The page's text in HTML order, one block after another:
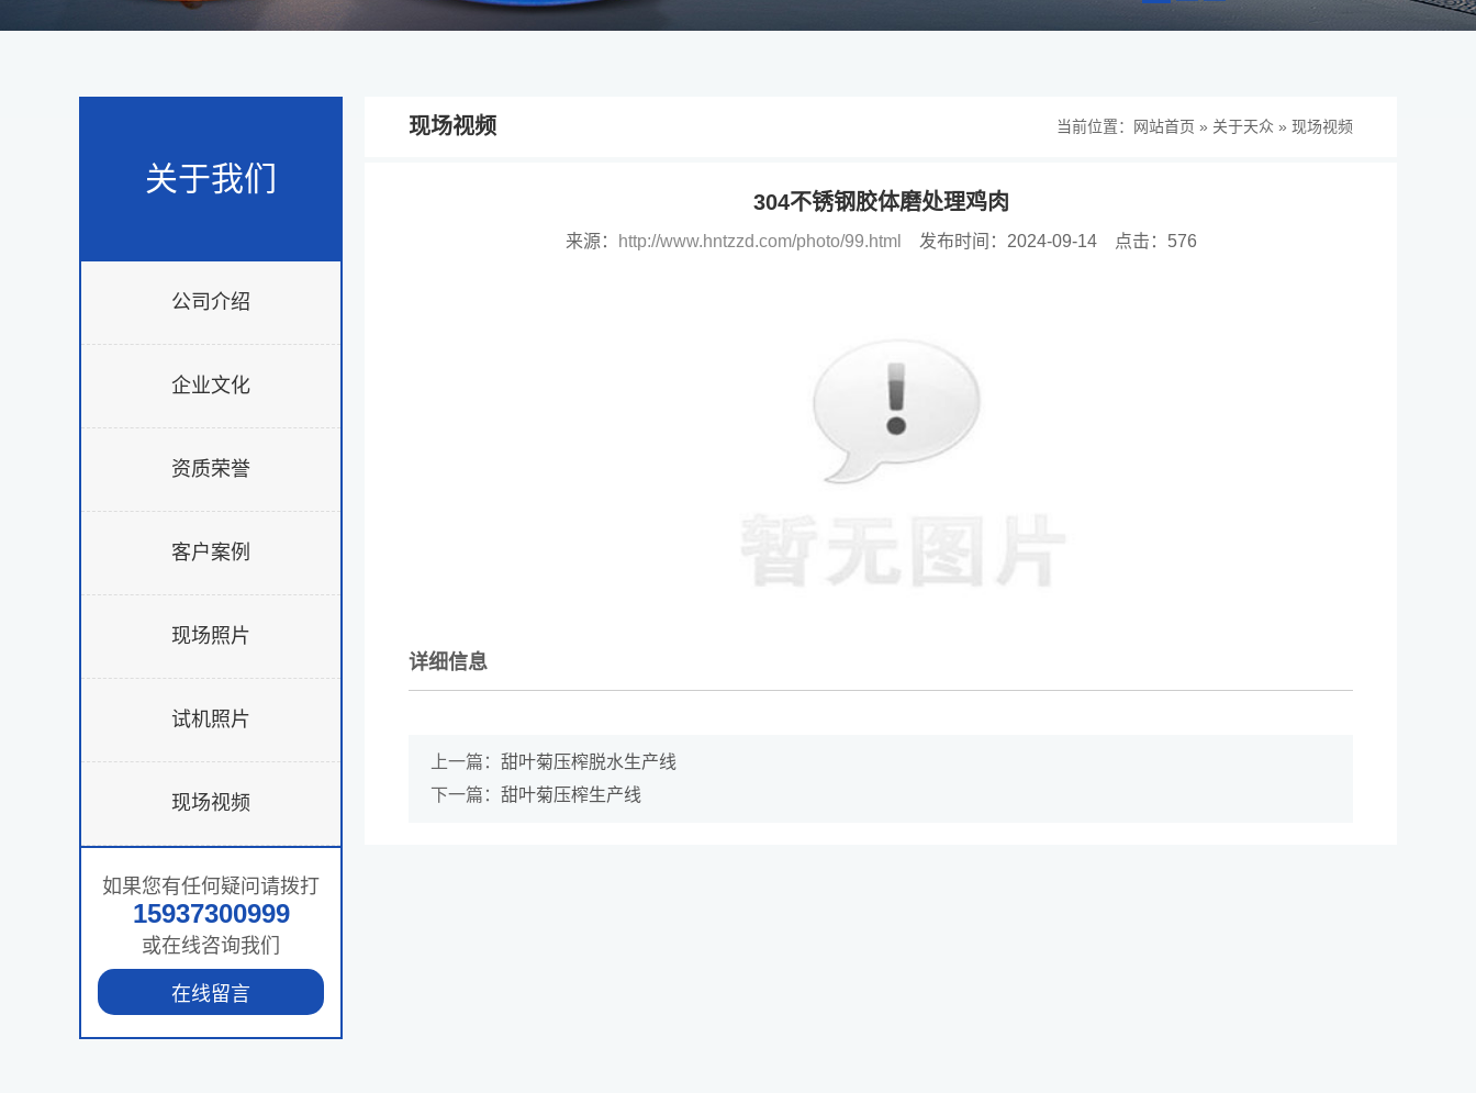
关于我们
公司介绍
企业文化
资质荣誉
客户案例
现场照片
试机照片
现场视频
如果您有任何疑问请拨打
15937300999
或在线咨询我们
在线留言
现场视频 当前位置： 网站首页 » 关于天众 » 现场视频
304不锈钢胶体磨处理鸡肉
来源： http://www.hntzzd.com/photo/99.html 发布时间：2024-09-14 点击：576
详细信息
上一篇： 甜叶菊压榨脱水生产线
下一篇： 甜叶菊压榨生产线